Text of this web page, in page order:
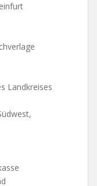
Landkreises